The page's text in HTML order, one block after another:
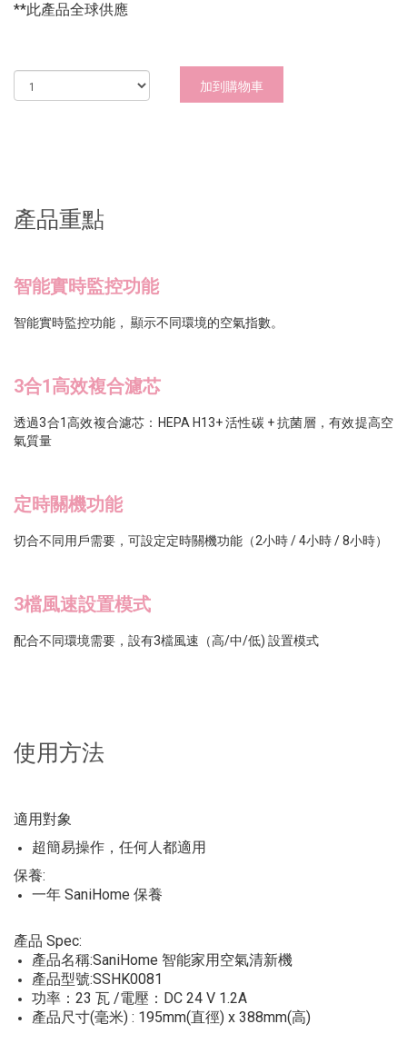
**此產品全球供應
加到購物車
產品重點
智能實時監控功能
智能實時監控功能， 顯示不同環境的空氣指數。
3合1高效複合濾芯
透過3合1高效複合濾芯：HEPA H13+ 活性碳 + 抗菌層，有效提高空
氣質量
定時關機功能
切合不同用戶需要，可設定定時關機功能（2小時 / 4小時 / 8小時）
3檔風速設置模式
配合不同環境需要，設有3檔風速（高/中/低) 設置模式
使用方法
適用對象
超簡易操作，任何人都適用
保養:
一年 SaniHome 保養
產品 Spec:
產品名稱:SaniHome 智能家用空氣清新機
產品型號:SSHK0081
功率：23 瓦 /電壓：DC 24 V 1.2A
產品尺寸(毫米) : 195mm(直徑) x 388mm(高)